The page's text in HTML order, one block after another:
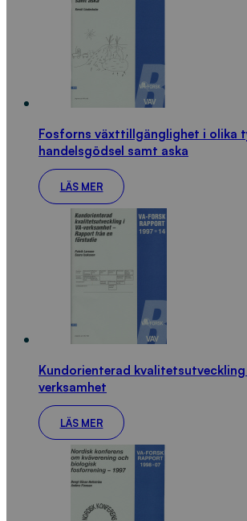
Fosforns växttillgänglighet i olika
handelsgödsel samt aska
LÄS MER
Kundorienterad kvalitetsutveckling
verksamhet
LÄS MER